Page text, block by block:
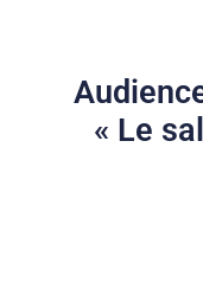
« Le